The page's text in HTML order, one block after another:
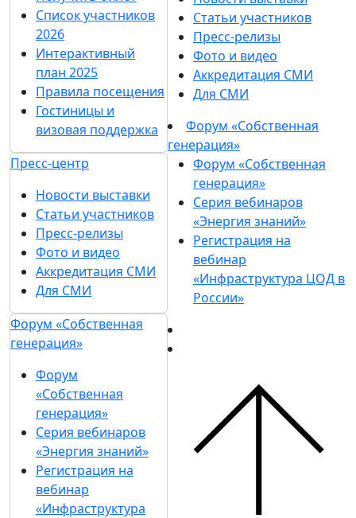
Список участников
2026
Интерактивный
план 2025
Правила посещения
Гостиницы и
визовая поддержка
Пресс-центр
Новости выставки
Статьи участников
Пресс-релизы
Фото и видео
Аккредитация СМИ
Для СМИ
Форум «Собственная
генерация»
Форум
«Собственная
генерация»
Серия вебинаров
«Энергия знаний»
Регистрация на
вебинар
«Инфраструктура
Статьи участников
Пресс-релизы
Фото и видео
Аккредитация СМИ
Для СМИ
Форум «Собственная
генерация»
Форум «Собственная
генерация»
Серия вебинаров
«Энергия знаний»
Регистрация на
вебинар
«Инфраструктура ЦОД в
России»